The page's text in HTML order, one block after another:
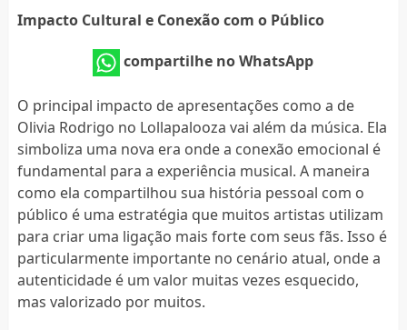
Impacto Cultural e Conexão com o Público
compartilhe no WhatsApp
O principal impacto de apresentações como a de
Olivia Rodrigo no Lollapalooza vai além da música. Ela
simboliza uma nova era onde a conexão emocional é
fundamental para a experiência musical. A maneira
como ela compartilhou sua história pessoal com o
público é uma estratégia que muitos artistas utilizam
para criar uma ligação mais forte com seus fãs. Isso é
particularmente importante no cenário atual, onde a
autenticidade é um valor muitas vezes esquecido,
mas valorizado por muitos.